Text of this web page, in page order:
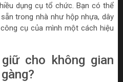
dụng cụ tổ chức. Bạn có thể
trong nhà như hộp nhựa, dây
cụ của mình một cách hiệu
cho không gian